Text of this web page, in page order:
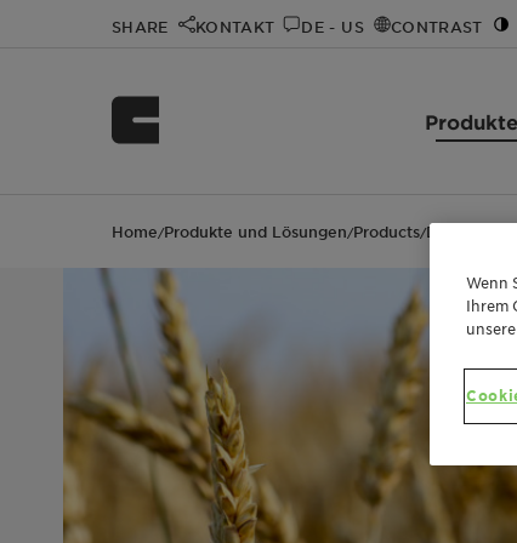
SHARE KONTAKT DE - US CONTRAST
Home/Produkte und Lösungen/Products/
Wenn
Ihrem